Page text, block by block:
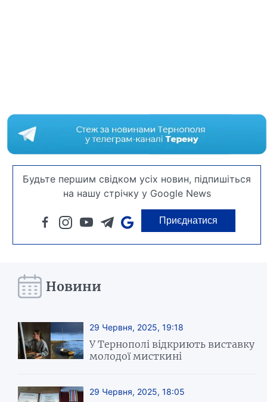
Будьте першим свідком усіх новин, підпишіться
на нашу стрічку у Google News
Приєднатися
Новини
29 Червня, 2025, 19:18
У Тернополі відкриють виставку
молодої мисткині
29 Червня, 2025, 18:05